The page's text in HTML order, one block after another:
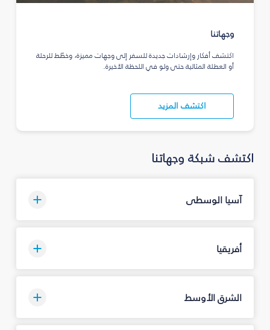
وجهاتنا
اكتشف أفكار وإرشادات جديدة للسفر إلى وجهات مميزة، وخطّط للرحلة
أو العطلة المثالية حتى ولو في اللحظة الأخيرة.
اكتشف المزيد
اكتشف شبكة وجهاتنا
آسيا الوسطى
أفريقيا
الشرق الأوسط